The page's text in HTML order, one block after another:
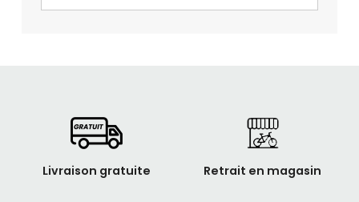
Livraison gratuite Retrait en magasin